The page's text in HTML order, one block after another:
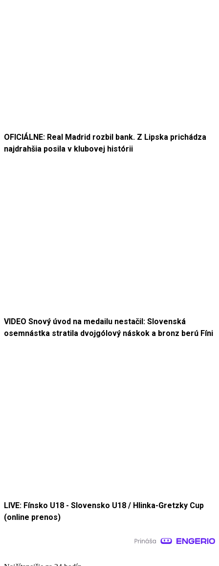
OFICIÁLNE: Real Madrid rozbil bank. Z Lipska prichádza
najdrahšia posila v klubovej histórii
VIDEO Snový úvod na medailu nestačil: Slovenská
osemnástka stratila dvojgólový náskok a bronz berú Fíni
LIVE: Fínsko U18 - Slovensko U18 / Hlinka-Gretzky Cup
(online prenos)